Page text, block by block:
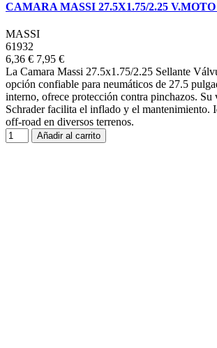
CAMARA MASSI 27.5X1.75/2.25
MASSI
61932
6,36 € 7,95 €
La Camara Massi 27.5x1.75/2.25 Sellante
opción confiable para neumáticos de 27.5
interno, ofrece protección contra pinchazos. Su
Schrader facilita el inflado y el mantenimiento.
off-road en diversos terrenos.
Añadir al carrito